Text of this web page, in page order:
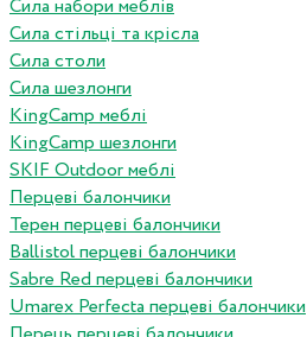
Сила набори меблів
Сила стільці та крісла
Сила столи
Сила шезлонги
KingCamp меблі
KingCamp шезлонги
SKIF Outdoor меблі
Перцеві балончики
Терен перцеві балончики
Ballistol перцеві балончики
Sabre Red перцеві балончики
Umarex Perfecta перцеві балончики